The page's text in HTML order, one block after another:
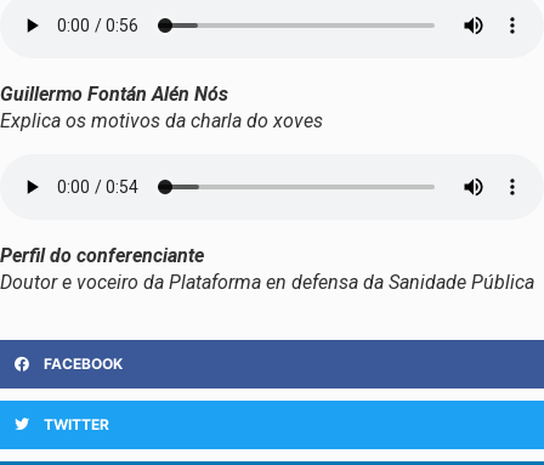
Guillermo Fontán Alén Nós
Explica os motivos da charla do xoves
Perfil do conferenciante
Doutor e voceiro da Plataforma en defensa da Sanidade Pública
FACEBOOK
TWITTER